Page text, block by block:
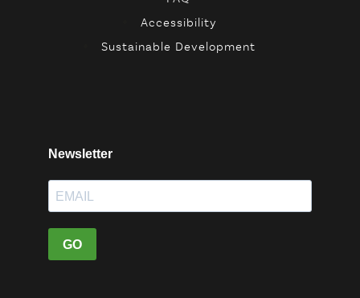
Accessibility
Sustainable Development